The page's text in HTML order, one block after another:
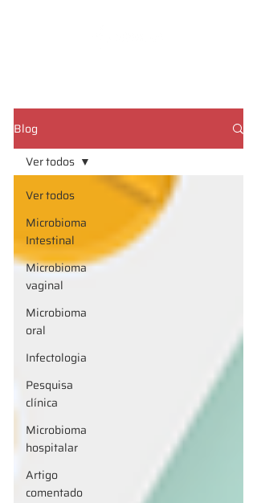
Blog
Ver todos
Microbioma
Intestinal
Microbioma
vaginal
Microbioma
oral
Infectologia
Pesquisa
clínica
Microbioma
hospitalar
Artigo
comentado
Ver todos